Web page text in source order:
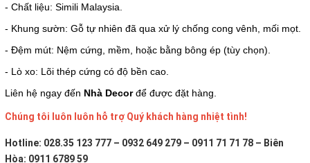
- Chất liệu: Simili Malaysia.
- Khung sườn: Gỗ tự nhiên đã qua xử lý chống cong vênh, mối mọt.
- Đệm mút: Nệm cứng, mềm, hoặc bằng bông ép (tùy chọn).
- Lò xo: Lõi thép cứng có độ bền cao.
Liên hệ ngay đến Nhà Decorđể được đặt hàng.
Chúng tôi luôn luôn hỗ trợ Quý khách hàng nhiệt tình!
Hotline: 028.35 123 777 – 0932 649 279 – 0911 71 71 78 – Biên
Hòa: 0911 6789 59